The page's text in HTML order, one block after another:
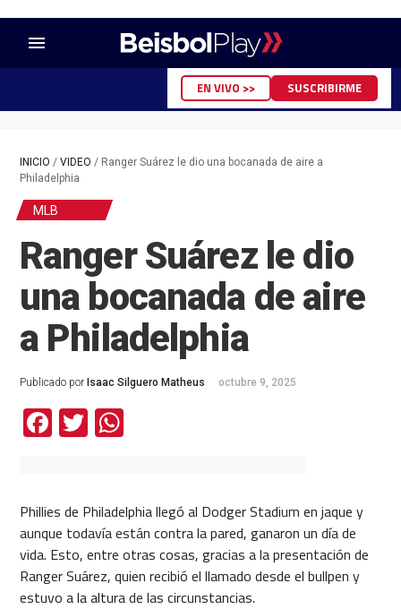
menu
EN VIVO >> SUSCRIBIRME
INICIO / VIDEO / Ranger Suárez le dio una bocanada de aire a
Philadelphia
MLB
Ranger Suárez le dio
una bocanada de aire
a Philadelphia
Publicado por Isaac Silguero Matheus octubre 9, 2025
Facebook
TwitterWhatsApp
Phillies de Philadelphia llegó al Dodger Stadium en jaque y
aunque todavía están contra la pared, ganaron un día de
vida. Esto, entre otras cosas, gracias a la presentación de
Ranger Suárez, quien recibió el llamado desde el bullpen y
estuvo a la altura de las circunstancias.